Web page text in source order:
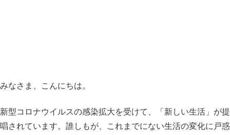
みなさま、こんにちは。
新型コロナウイルスの感染拡大を受けて、「新しい生活」が提
唱されています。誰しもが、これまでにない生活の変化に戸惑